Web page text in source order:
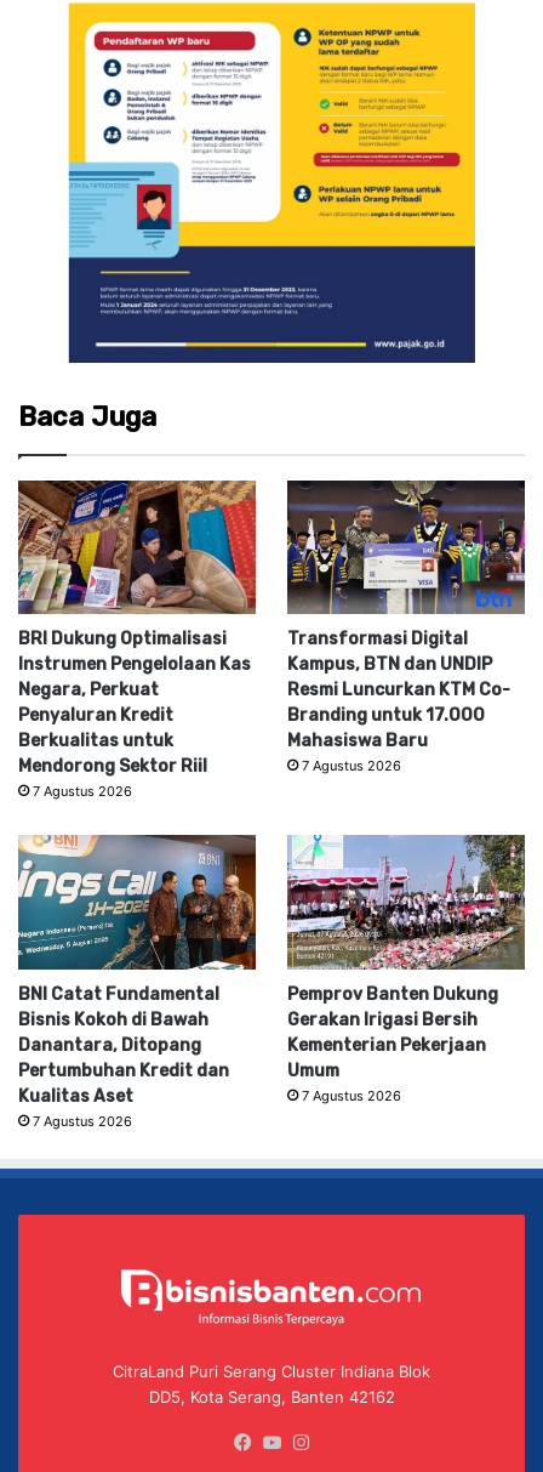
Baca Juga
BRI Dukung Optimalisasi
Instrumen Pengelolaan Kas
Negara, Perkuat
Penyaluran Kredit
Berkualitas untuk
Mendorong Sektor Riil
7 Agustus 2026
Transformasi Digital
Kampus, BTN dan UNDIP
Resmi Luncurkan KTM Co-
Branding untuk 17.000
Mahasiswa Baru
7 Agustus 2026
BNI Catat Fundamental
Bisnis Kokoh di Bawah
Danantara, Ditopang
Pertumbuhan Kredit dan
Kualitas Aset
7 Agustus 2026
Pemprov Banten Dukung
Gerakan Irigasi Bersih
Kementerian Pekerjaan
Umum
7 Agustus 2026
CitraLand Puri Serang Cluster Indiana Blok
DD5, Kota Serang, Banten 42162
Facebook
YouTube